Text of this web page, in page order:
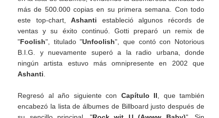
más de 500.000 copias en su primera semana. Con todo
este top-chart, Ashanti estableció algunos récords de
ventas y su éxito continuó. Gotti preparó un remix de
"Foolish", titulado "Unfoolish", que contó con Notorious
B.I.G. y nuevamente superó a la radio urbana, donde
ningún artista estuvo más omnipresente en 2002 que
Ashanti
Regresó al año siguiente con Capítulo II , que también
encabezó la lista de álbumes de Billboard justo después de